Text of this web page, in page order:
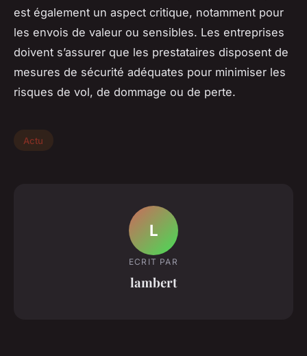
est également un aspect critique, notamment pour
les envois de valeur ou sensibles. Les entreprises
doivent s’assurer que les prestataires disposent de
mesures de sécurité adéquates pour minimiser les
risques de vol, de dommage ou de perte.
Actu
L
ECRIT PAR
lambert